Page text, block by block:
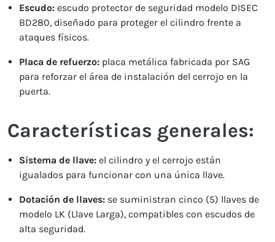
Escudo: escudo protector de seguridad modelo DISEC
BD280, diseñado para proteger el cilindro frente a
ataques físicos.
Placa de refuerzo: placa metálica fabricada por SAG
para reforzar el área de instalación del cerrojo en la
puerta.
Características generales:
Sistema de llave: el cilindro y el cerrojo están
igualados para funcionar con una única llave.
Dotación de llaves: se suministran cinco (5) llaves de
modelo LK (Llave Larga), compatibles con escudos de
alta seguridad.